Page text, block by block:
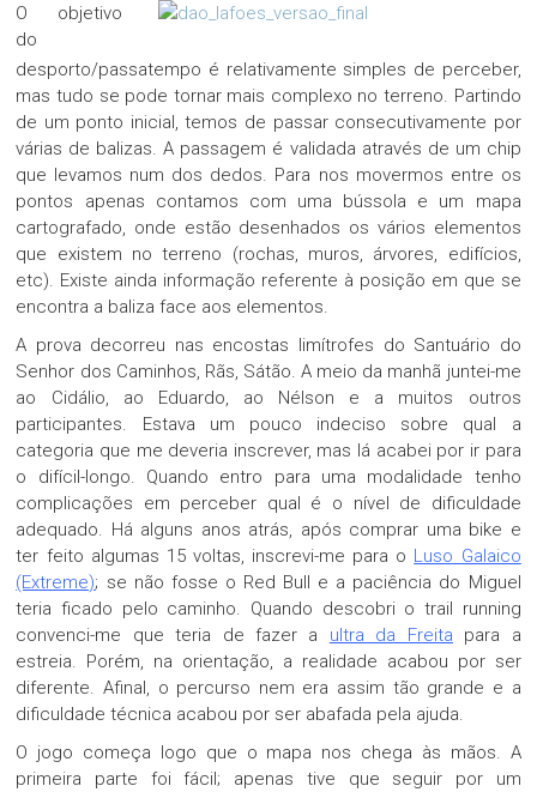
O objetivo
do
desporto/passatempo é relativamente simples de perceber,
mas tudo se pode tornar mais complexo no terreno. Partindo
de um ponto inicial, temos de passar consecutivamente por
várias de balizas. A passagem é validada através de um chip
que levamos num dos dedos. Para nos movermos entre os
pontos apenas contamos com uma bússola e um mapa
cartografado, onde estão desenhados os vários elementos
que existem no terreno (rochas, muros, árvores, edifícios,
etc). Existe ainda informação referente à posição em que se
encontra a baliza face aos elementos.
A prova decorreu nas encostas limítrofes do Santuário do
Senhor dos Caminhos, Rãs, Sátão. A meio da manhã juntei-me
ao Cidálio, ao Eduardo, ao Nélson e a muitos outros
participantes. Estava um pouco indeciso sobre qual a
categoria que me deveria inscrever, mas lá acabei por ir para
o difícil-longo. Quando entro para uma modalidade tenho
complicações em perceber qual é o nível de dificuldade
adequado. Há alguns anos atrás, após comprar uma bike e
ter feito algumas 15 voltas, inscrevi-me para o Luso Galaico
(Extreme); se não fosse o Red Bull e a paciência do Miguel
teria ficado pelo caminho. Quando descobri o trail running
convenci-me que teria de fazer a ultra da Freita para a
estreia. Porém, na orientação, a realidade acabou por ser
diferente. Afinal, o percurso nem era assim tão grande e a
dificuldade técnica acabou por ser abafada pela ajuda.
O jogo começa logo que o mapa nos chega às mãos. A
primeira parte foi fácil; apenas tive que seguir por um